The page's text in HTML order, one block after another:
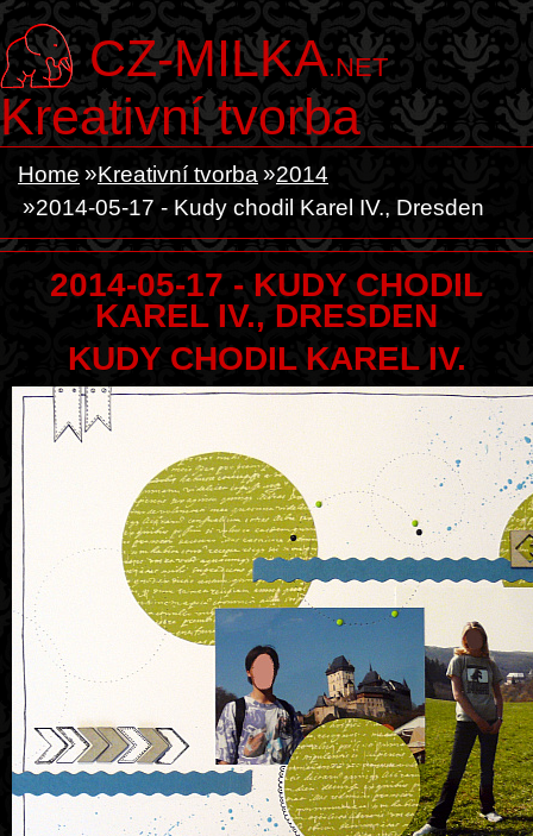
CZ-MILKA.NET
Kreativní tvorba
Home Kreativní tvorba
2014
2014-05-17 - Kudy chodil Karel IV., Dresden
2014-05-17 - KUDY CHODIL
KAREL IV., DRESDEN
KUDY CHODIL KAREL IV.